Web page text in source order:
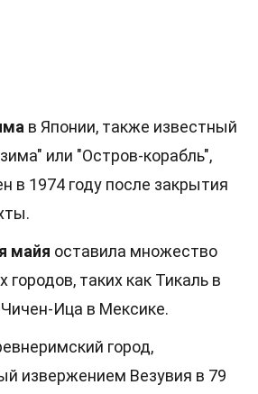
в Японии, также известный
или "Остров-корабль",
в 1974 году после закрытия
майя оставила множество
таких как Тикаль в
Ица в Мексике.
город,
извержением Везувия в 79